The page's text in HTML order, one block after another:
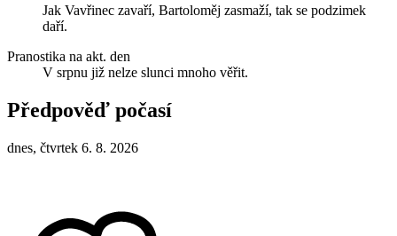
Jak Vavřinec zavaří, Bartoloměj zasmaží, tak se podzimek
daří.
Pranostika na akt. den
V srpnu již nelze slunci mnoho věřit.
Předpověď počasí
dnes, čtvrtek 6. 8. 2026